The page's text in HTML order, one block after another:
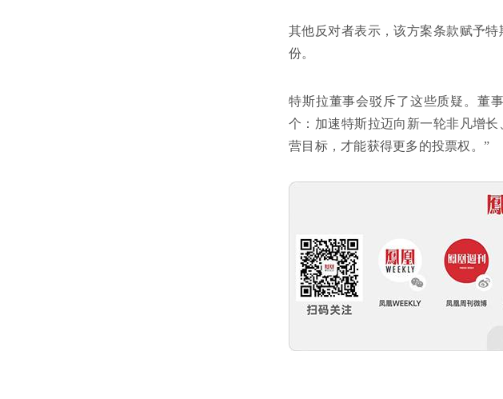
其他反对者表示，该方案条款赋予
份。
特斯拉董事会驳斥了这些质疑。董
个：加速特斯拉迈向新一轮非凡增
营目标，才能获得更多的投票权。”